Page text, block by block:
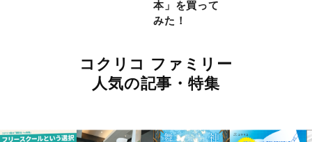
本」を買って
みた！
コクリコ ファミリー
人気の記事・特集